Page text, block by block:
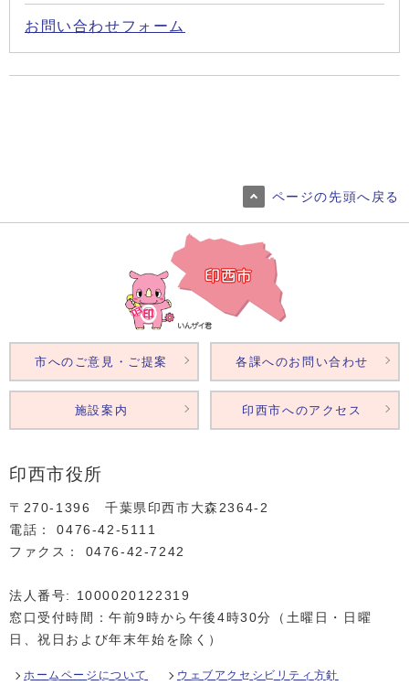
お問い合わせフォーム
ページの先頭へ戻る
印西市役所
〒270-1396 千葉県印西市大森2364‐2
電話： 0476‐42‐5111
ファクス： 0476‐42‐7242
法人番号: 1000020122319
窓口受付時間：午前9時から午後4時30分（土曜日・日曜
日、祝日および年末年始を除く）
ホームページについて ウェブアクセシビリティ方針
市へのご意見・ご提案 各課へのお問い合わせ
施設案内 印西市へのアクセス